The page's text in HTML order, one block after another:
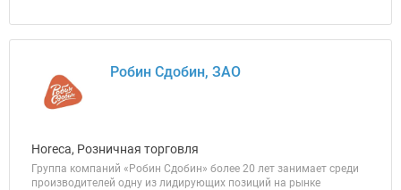
Робин Сдобин, ЗАО
Horeca, Розничная торговля
Группа компаний «Робин Сдобин» более 20 лет занимает среди
производителей одну из лидирующих позиций на рынке